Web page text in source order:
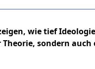
wie tief
sondern auch